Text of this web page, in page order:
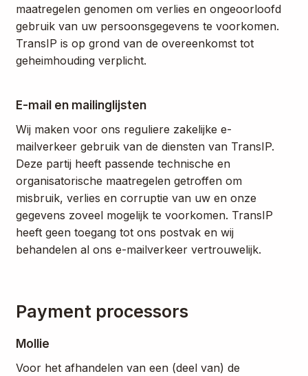
maatregelen genomen om verlies en ongeoorloofd
gebruik van uw persoonsgegevens te voorkomen.
TransIP is op grond van de overeenkomst tot
geheimhouding verplicht.
E-mail en mailinglijsten
Wij maken voor ons reguliere zakelijke e-
mailverkeer gebruik van de diensten van TransIP.
Deze partij heeft passende technische en
organisatorische maatregelen getroffen om
misbruik, verlies en corruptie van uw en onze
gegevens zoveel mogelijk te voorkomen. TransIP
heeft geen toegang tot ons postvak en wij
behandelen al ons e-mailverkeer vertrouwelijk.
Payment processors
Mollie
Voor het afhandelen van een (deel van) de